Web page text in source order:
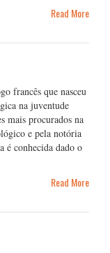
Read More
francês que nasceu
na juventude
mais procurados na
e pela notória
é conhecida dado o
Read More